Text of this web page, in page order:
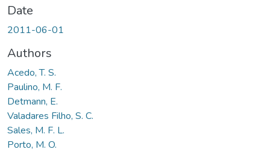
Date
2011-06-01
Authors
Acedo, T. S.
Paulino, M. F.
Detmann, E.
Valadares Filho, S. C.
Sales, M. F. L.
Porto, M. O.